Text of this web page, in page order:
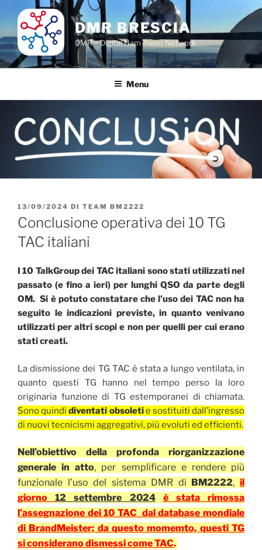
contenuto
DMR BRESCIA
DMR – Digital Ham Radio Network
Menu
PUBBLICATO
IL
13/09/2024 DI TEAM BM2222
Conclusione operativa dei 10 TG
TAC italiani
I 10 TalkGroup dei TAC italiani sono stati utilizzati nel
passato (e fino a ieri) per lunghi QSO da parte degli
OM. Si è potuto constatare che l’uso dei TAC non ha
seguito le indicazioni previste, in quanto venivano
utilizzati per altri scopi e non per quelli per cui erano
stati creati.
La dismissione dei TG TAC è stata a lungo ventilata, in
quanto questi TG hanno nel tempo perso la loro
originaria funzione di TG estemporanei di chiamata.
Sono quindidiventati obsoletie sostituiti dall’ingresso
di nuovi tecnicismi aggregativi, più evoluti ed efficienti.
Nell’obiettivo della profonda riorganizzazione
generale in atto, per semplificare e rendere più
funzionale l’uso del sistema DMR di BM2222,il
giorno12 settembre 2024
è stata rimossa
l’assegnazione dei 10 TAC dal database mondiale
di BrandMeister; da questo momemto, questi TG
si considerano dismessi come TAC.